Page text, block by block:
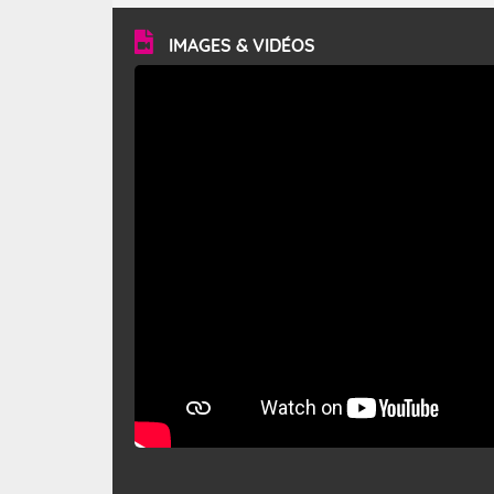
vitesse moyenne de 50 km/h et atteindre 80 à 100 km/h
en rafales, parfois davantage. Il parcourt la basse vallée
du Rhône et la Provence et envahit le littoral
méditerranéen à partir de la Camargue.
IMAGES & VIDÉOS